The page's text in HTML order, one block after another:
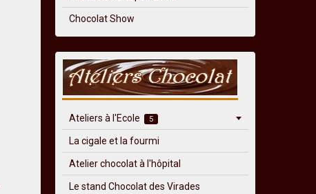
Chocolat Show
Ateliers à l'Ecole 5
La cigale et la fourmi
Atelier chocolat à l'hôpital
Le stand Chocolat des Virades